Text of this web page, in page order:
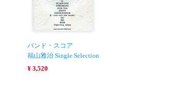
バンド・スコア
福山雅治 Single Selection
¥ 3,520